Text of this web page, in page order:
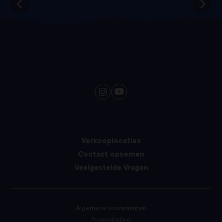
Verkooplocaties
Contact opnemen
Veelgestelde Vragen
Algemene voorwaarden
Privacybeleid